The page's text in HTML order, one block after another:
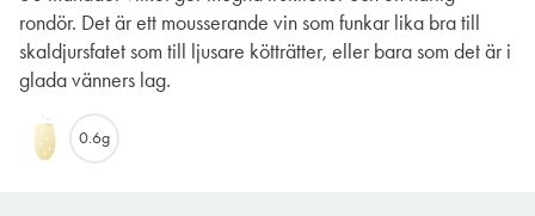
rondör. Det är ett mousserande vin som funkar lika bra till
skaldjursfatet som till ljusare kötträtter, eller bara som det är i
glada vänners lag.
0.6g